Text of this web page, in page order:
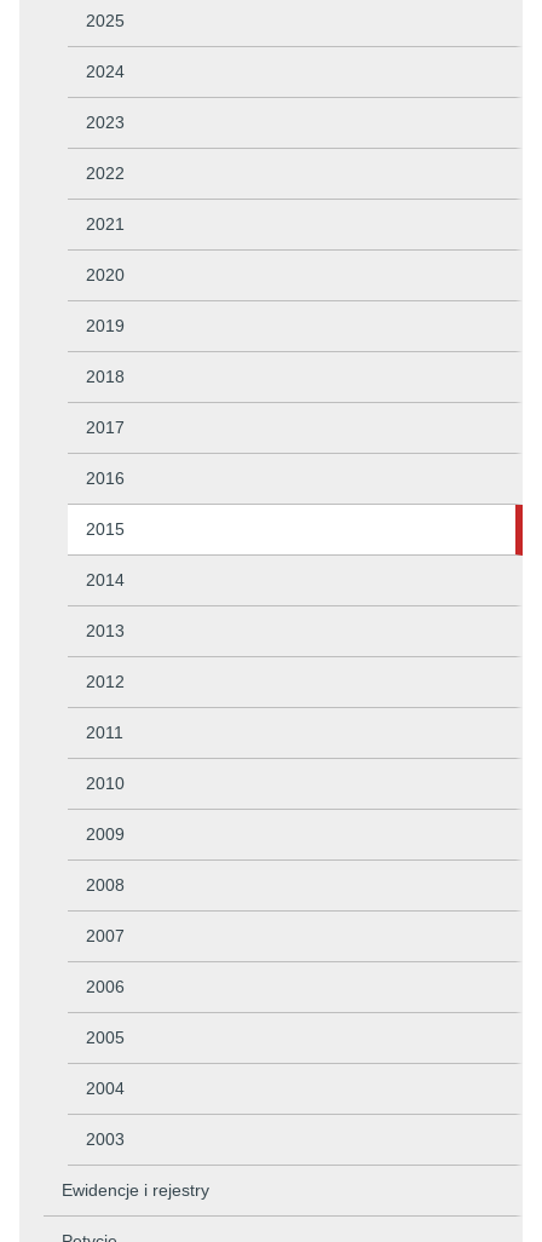
2025
2024
2023
2022
2021
2020
2019
2018
2017
2016
2015
2014
2013
2012
2011
2010
2009
2008
2007
2006
2005
2004
2003
Ewidencje i rejestry